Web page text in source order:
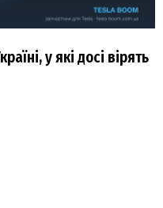
у які досі вірять